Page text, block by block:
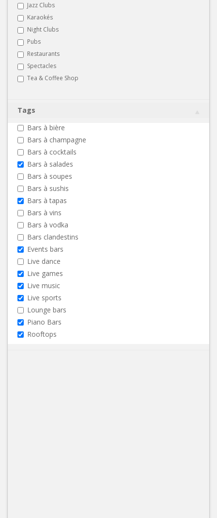
Jazz Clubs
Karaokés
Night Clubs
Pubs
Restaurants
Spectacles
Tea & Coffee Shop
Tags
Bars à bière
Bars à champagne
Bars à cocktails
Bars à salades
Bars à soupes
Bars à sushis
Bars à tapas
Bars à vins
Bars à vodka
Bars clandestins
Events bars
Live dance
Live games
Live music
Live sports
Lounge bars
Piano Bars
Rooftops